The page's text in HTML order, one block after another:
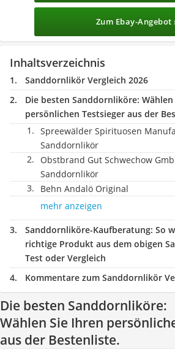
Zum Ebay-Angebot
Inhaltsverzeichnis
Sanddornlikör Vergleich 2026
Die besten Sanddornliköre:
persönlichen Testsieger aus der
Spreewälder Spirituosen
Sanddornlikör
Obstbrand Gut Schwechow
Sanddornlikör
Behn Andalö Original
mehr anzeigen
Sanddornliköre-Kaufberatung: So
richtige Produkt aus dem obigen
Test oder Vergleich
Kommentare zum Sanddornlikör
Die besten Sanddornliköre:
Wählen Sie Ihren
aus der Bestenliste.